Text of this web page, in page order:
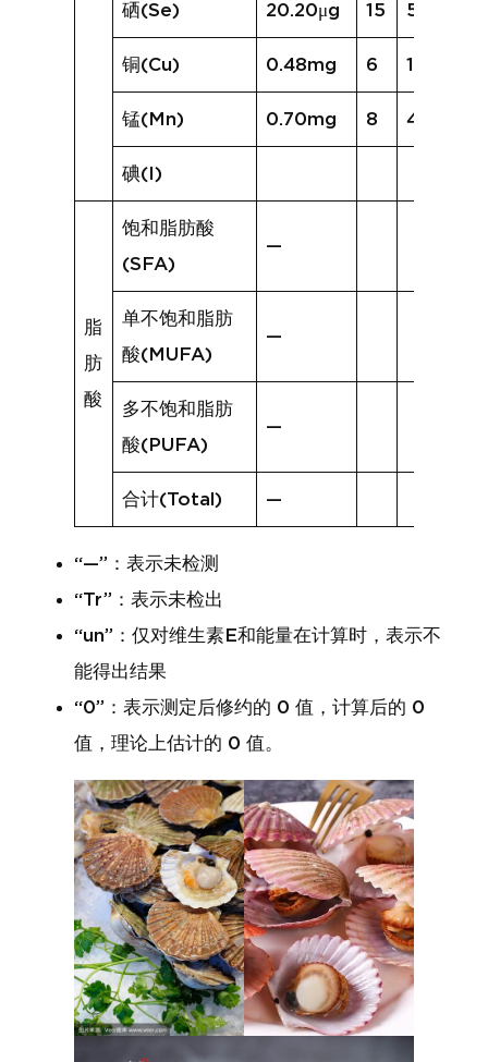
硒(Se) 20.20μg 15 50.71μg
铜(Cu) 0.48mg 6 1.45mg
锰(Mn) 0.70mg 8 4.10mg
碘(I)
脂
肪
酸
饱和脂肪酸
(SFA)
—
单不饱和脂肪
酸(MUFA)
—
多不饱和脂肪
酸(PUFA)
—
合计(Total) —
“—”：表示未检测
“Tr”：表示未检出
“un”：仅对维生素E和能量在计算时，表示不
能得出结果
“0”：表示测定后修约的 0 值，计算后的 0
值，理论上估计的 0 值。